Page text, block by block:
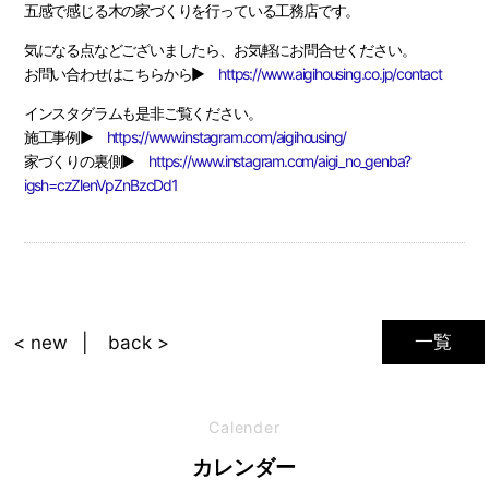
五感で感じる木の家づくりを行っている工務店です。
気になる点などございましたら、お気軽にお問合せください。
お問い合わせはこちらから▶ https://www.aigihousing.co.jp/contact
インスタグラムも是非ご覧ください。
施工事例▶ https://www.instagram.com/aigihousing/
家づくりの裏側▶ https://www.instagram.com/aigi_no_genba?
igsh=czZlenVpZnBzcDd1
一覧
< new back >
Calender
カレンダー